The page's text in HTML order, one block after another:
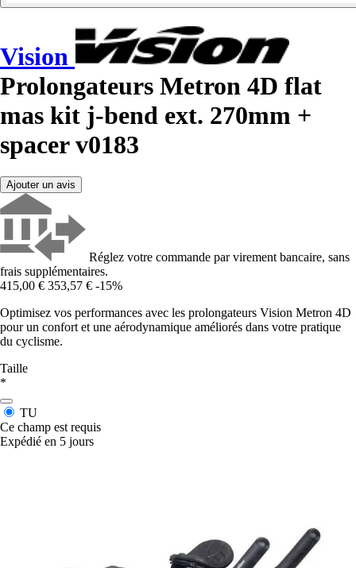
Vision
Prolongateurs Metron 4D flat
mas kit j-bend ext. 270mm +
spacer v0183
Ajouter un avis
Réglez votre commande par virement bancaire, sans
frais supplémentaires.
415,00 € 353,57 € -15%
Optimisez vos performances avec les prolongateurs Vision Metron 4D
pour un confort et une aérodynamique améliorés dans votre pratique
du cyclisme.
Taille
*
TU
Ce champ est requis
Expédié en 5 jours